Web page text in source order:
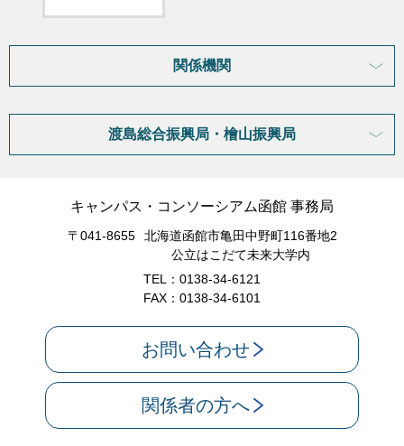
関係機関
渡島総合振興局・檜山振興局
キャンパス・コンソーシアム函館 事務局
〒041-8655
北海道函館市亀田中野町116番地2
公立はこだて未来大学内
TEL：0138-34-6121
FAX：0138-34-6101
お問い合わせ
関係者の方へ